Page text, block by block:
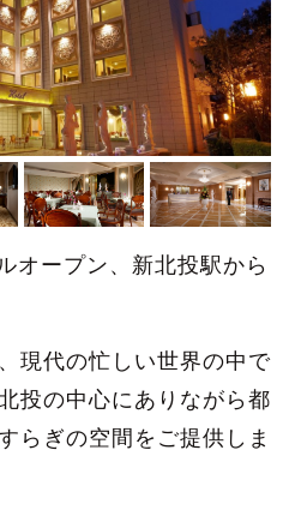
オープン、新北投駅から
現代の忙しい世界の中で
投の中心にありながら都
らぎの空間をご提供しま